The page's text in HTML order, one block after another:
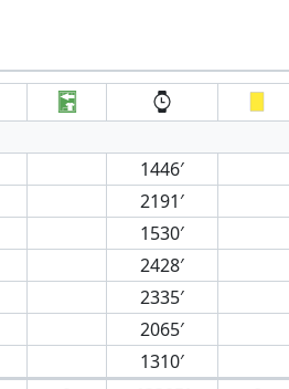
1446′
2191′
1530′
2428′
2335′
2065′
1310′